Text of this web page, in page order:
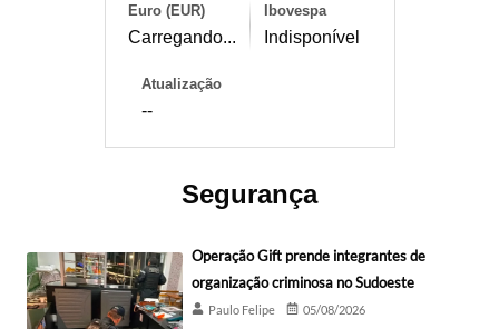
Euro (EUR)
Carregando...
Ibovespa
Indisponível
Atualização
--
Segurança
Operação Gift prende integrantes de
organização criminosa no Sudoeste
Paulo Felipe 05/08/2026